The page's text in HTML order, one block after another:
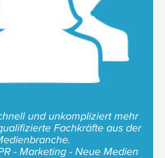
und unkompliziert mehr
Fachkräfte aus der
- Marketing - Neue Medien